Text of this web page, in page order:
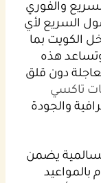
والفوري
السريع لأي
الكويت بما
هذه
دون قلق
تاكسي
والجودة
يضمن
بالمواعيد